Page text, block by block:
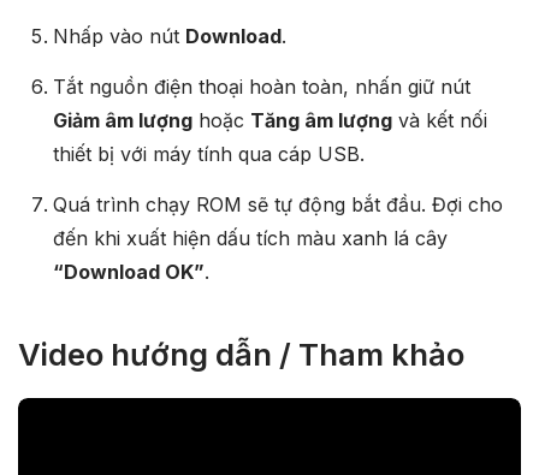
Nhấp vào nút Download.
Tắt nguồn điện thoại hoàn toàn, nhấn giữ nút
Giảm âm lượnghoặc Tăng âm lượngvà kết nối
thiết bị với máy tính qua cáp USB.
Quá trình chạy ROM sẽ tự động bắt đầu. Đợi cho
đến khi xuất hiện dấu tích màu xanh lá cây
“Download OK”.
Video hướng dẫn / Tham khảo